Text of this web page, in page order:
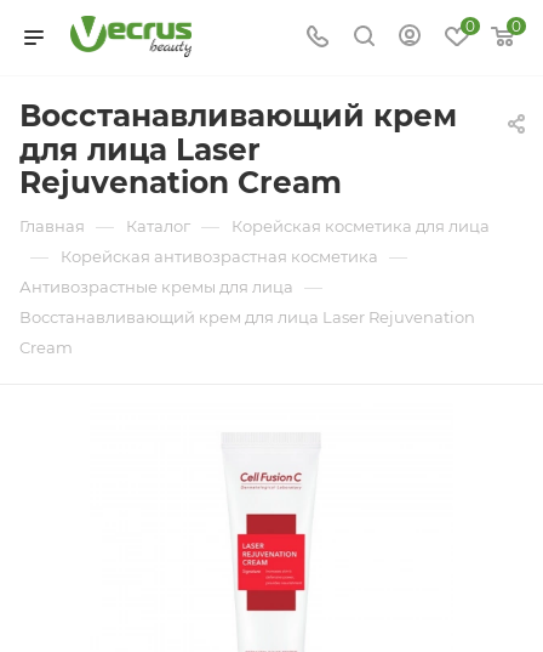
0 0
Восстанавливающий крем
для лица Laser
Rejuvenation Cream
Главная — Каталог — Корейская косметика для лица
— Корейская антивозрастная косметика —
Антивозрастные кремы для лица —
Восстанавливающий крем для лица Laser Rejuvenation
Cream